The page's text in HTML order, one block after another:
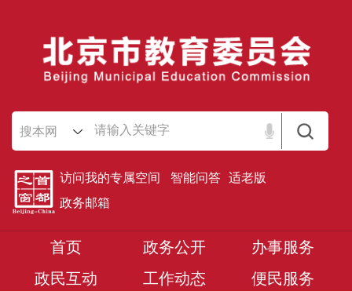
搜本网
访问我的专属空间 智能问答 适老版
政务邮箱
首页 政务公开
办事服务
政民互动
工作动态 便民服务